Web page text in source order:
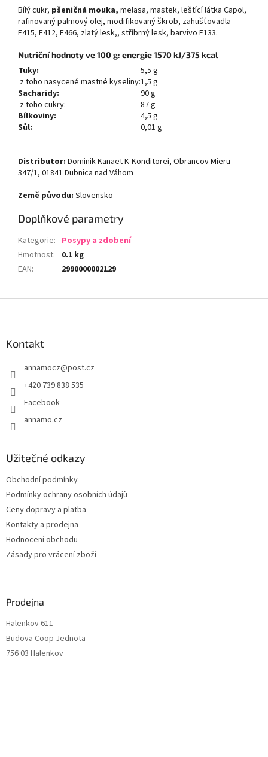
Bílý cukr, pšeničná mouka, melasa, mastek, leštící látka Capol,
rafinovaný palmový olej, modifikovaný škrob, zahušťovadla
E415, E412, E466, zlatý lesk,, stříbrný lesk, barvivo E133.
Nutriční hodnoty ve 100 g: energie 1570 kJ/375 kcal
Tuky:
5,5 g
z toho nasycené mastné kyseliny:1,5 g
Sacharidy:
90 g
z toho cukry:
87 g
Bílkoviny:
4,5 g
Sůl:
0,01 g
Distributor: Dominik Kanaet K-Konditorei, Obrancov Mieru
347/1, 01841 Dubnica nad Váhom
Země původu: Slovensko
Doplňkové parametry
Kategorie: Posypy a zdobení
Hmotnost:
0.1 kg
EAN: 2990000002129
Kontakt
annamocz@post.cz
+420 739 838 535
Facebook
annamo.cz
Užitečné odkazy
Obchodní podmínky
Podmínky ochrany osobních údajů
Ceny dopravy a platba
Kontakty a prodejna
Hodnocení obchodu
Zásady pro vrácení zboží
Prodejna
Halenkov 611
Budova Coop Jednota
756 03 Halenkov